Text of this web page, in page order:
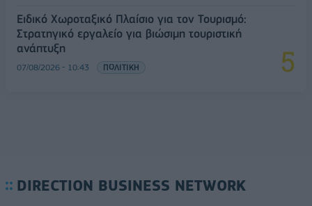
Ειδικό Χωροταξικό Πλαίσιο για τον Τουρισμό:
Στρατηγικό εργαλείο για βιώσιμη τουριστική
ανάπτυξη
07/08/2026 - 10:43 ΠΟΛΙΤΙΚΗ
DIRECTION BUSINESS NETWORK